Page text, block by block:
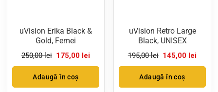
uVision Erika Black &
Gold, Femei
250,00lei Prețul
inițial
fost:
250,00 lei.
175,00 leiPrețul
este:
Adaugă în coș
uVision Retro Large
Black, UNISEX
195,00lei Prețul
inițial
fost:
195,00 lei.
145,00 leiPrețul
este:
Adaugă în coș